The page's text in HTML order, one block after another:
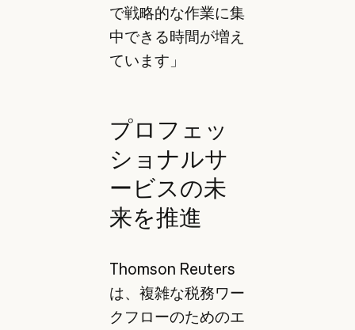
で戦略的な作業に集
中できる時間が増え
ています」
プロフェッ
ショナルサ
ービスの未
来を推進
Thomson Reuters
は、複雑な税務ワー
クフローのためのエ